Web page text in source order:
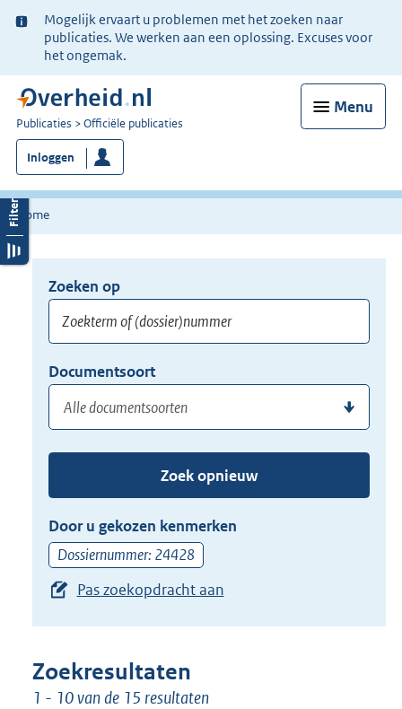
Ter
informatie:
Mogelijk ervaart u problemen met het zoeken naar
publicaties. We werken aan een oplossing. Excuses voor
het ongemak.
Menu
U
bent
nu
hier:
Publicaties Officiële publicaties
Inloggen
Home
Opnieuw
zoeken:
Zoeken op
of
(dossier)nummer
hier
uw
zoekterm
of
(dossier)nummer
in
Documentsoort
of
de
pijl
beneden
toets
Zoek opnieuw
Door u gekozen kenmerken
Dossiernummer: 24428
Pas zoekopdracht aan
Zoekresultaten
1 - 10 van de 15 resultaten